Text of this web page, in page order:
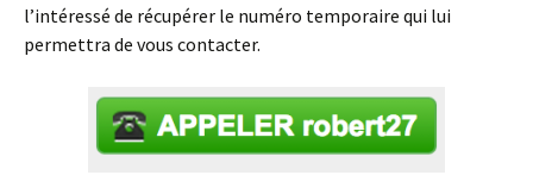
l’intéressé de récupérer le numéro temporaire qui lui
permettra de vous contacter.